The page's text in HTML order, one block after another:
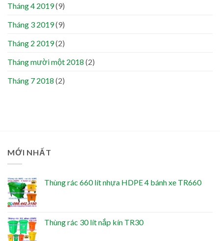
Tháng 4 2019(9)
Tháng 3 2019(9)
Tháng 2 2019(2)
Tháng mười một 2018 (2)
Tháng 7 2018 (2)
MỚI NHẤT
Thùng rác 660 lít nhựa HDPE 4 bánh xe TR660
Thùng rác 30 lít nắp kín TR30